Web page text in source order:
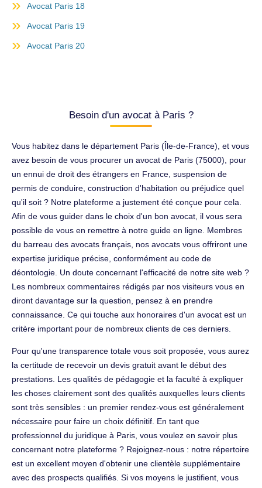
Avocat Paris 18
Avocat Paris 19
Avocat Paris 20
Besoin d'un avocat à Paris ?
Vous habitez dans le département Paris (Île-de-France), et vous
avez besoin de vous procurer un avocat de Paris (75000), pour
un ennui de droit des étrangers en France, suspension de
permis de conduire, construction d'habitation ou préjudice quel
qu'il soit ? Notre plateforme a justement été conçue pour cela.
Afin de vous guider dans le choix d'un bon avocat, il vous sera
possible de vous en remettre à notre guide en ligne. Membres
du barreau des avocats français, nos avocats vous offriront une
expertise juridique précise, conformément au code de
déontologie. Un doute concernant l'efficacité de notre site web ?
Les nombreux commentaires rédigés par nos visiteurs vous en
diront davantage sur la question, pensez à en prendre
connaissance. Ce qui touche aux honoraires d'un avocat est un
critère important pour de nombreux clients de ces derniers.
Pour qu'une transparence totale vous soit proposée, vous aurez
la certitude de recevoir un devis gratuit avant le début des
prestations. Les qualités de pédagogie et la faculté à expliquer
les choses clairement sont des qualités auxquelles leurs clients
sont très sensibles : un premier rendez-vous est généralement
nécessaire pour faire un choix définitif. En tant que
professionnel du juridique à Paris, vous voulez en savoir plus
concernant notre plateforme ? Rejoignez-nous : notre répertoire
est un excellent moyen d'obtenir une clientèle supplémentaire
avec des prospects qualifiés. Si vos moyens le justifient, vous